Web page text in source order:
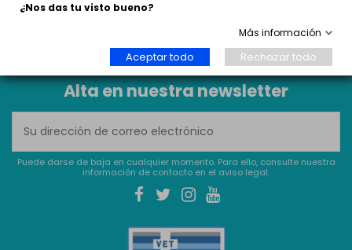
N.º autorización comercial detallista: Z29008B816
Alta en nuestra newsletter
Puede darse de baja en cualquier momento. Para ello, consulte nuestra
información de contacto en el aviso legal.
¿Nos das tu visto bueno?
Más información
Aceptar todo Rechazar todo